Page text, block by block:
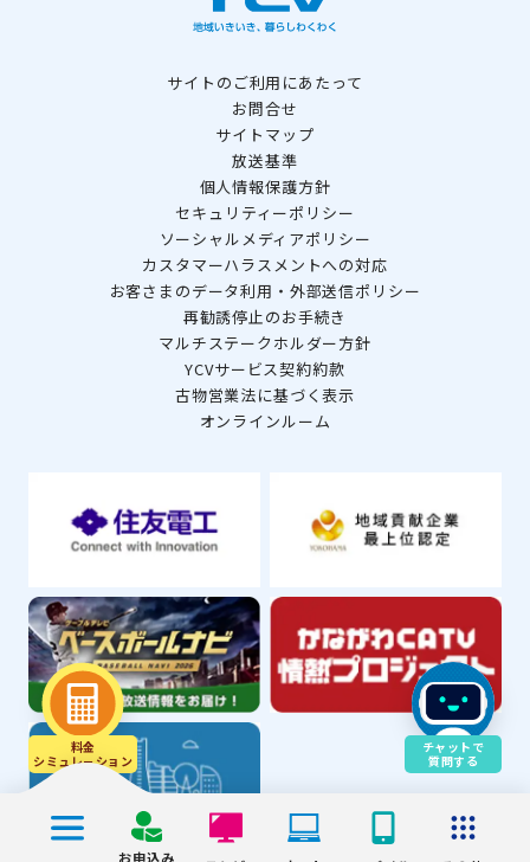
お申込み
料金
シミュレ－ション
サイトのご利用にあたって
お問合せ
サイトマップ
放送基準
個人情報保護方針
セキュリティーポリシー
ソーシャルメディアポリシー
カスタマーハラスメントへの対応
お客さまのデータ利用・外部送信ポリシー
再勧誘停止のお手続き
マルチステークホルダー方針
YCVサービス契約約款
古物営業法に基づく表示
オンラインルーム
チャットで
質問する